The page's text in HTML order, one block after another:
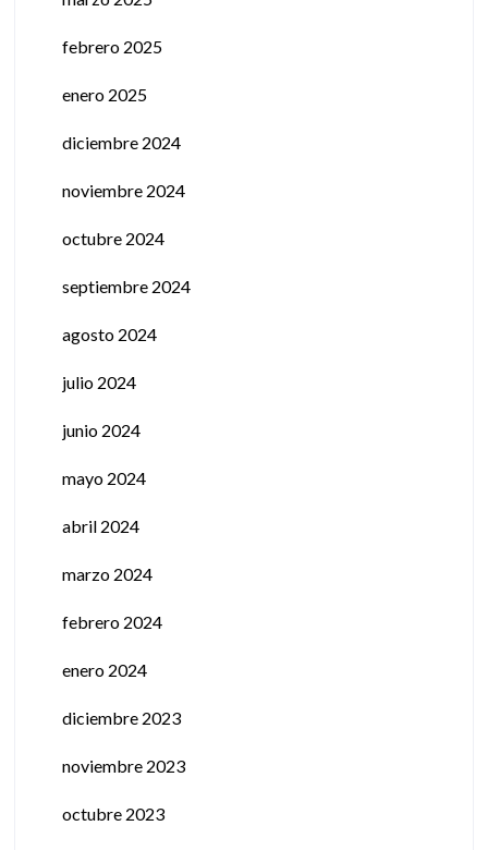
febrero 2025
enero 2025
diciembre 2024
noviembre 2024
octubre 2024
septiembre 2024
agosto 2024
julio 2024
junio 2024
mayo 2024
abril 2024
marzo 2024
febrero 2024
enero 2024
diciembre 2023
noviembre 2023
octubre 2023